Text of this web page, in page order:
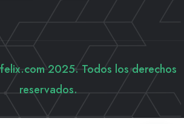
2025. Todos los derechos
reservados.